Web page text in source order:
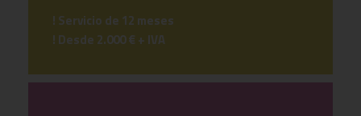
! Servicio de 12 meses
! Desde 2.000 € + IVA